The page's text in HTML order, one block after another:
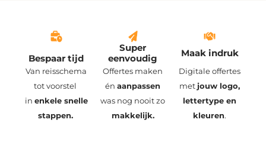
Bespaar tijd
Van reisschema
tot voorstel
in enkele snelle
stappen.
Super
eenvoudig
Offertes maken
énaanpassen
was nog nooit zo
makkelijk.
Maak indruk
Digitale offertes
metjouw logo,
lettertype en
kleuren.